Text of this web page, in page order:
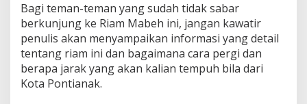
Bagi teman-teman yang sudah tidak sabar
berkunjung ke Riam Mabeh ini, jangan kawatir
penulis akan menyampaikan informasi yang detail
tentang riam ini dan bagaimana cara pergi dan
berapa jarak yang akan kalian tempuh bila dari
Kota Pontianak.